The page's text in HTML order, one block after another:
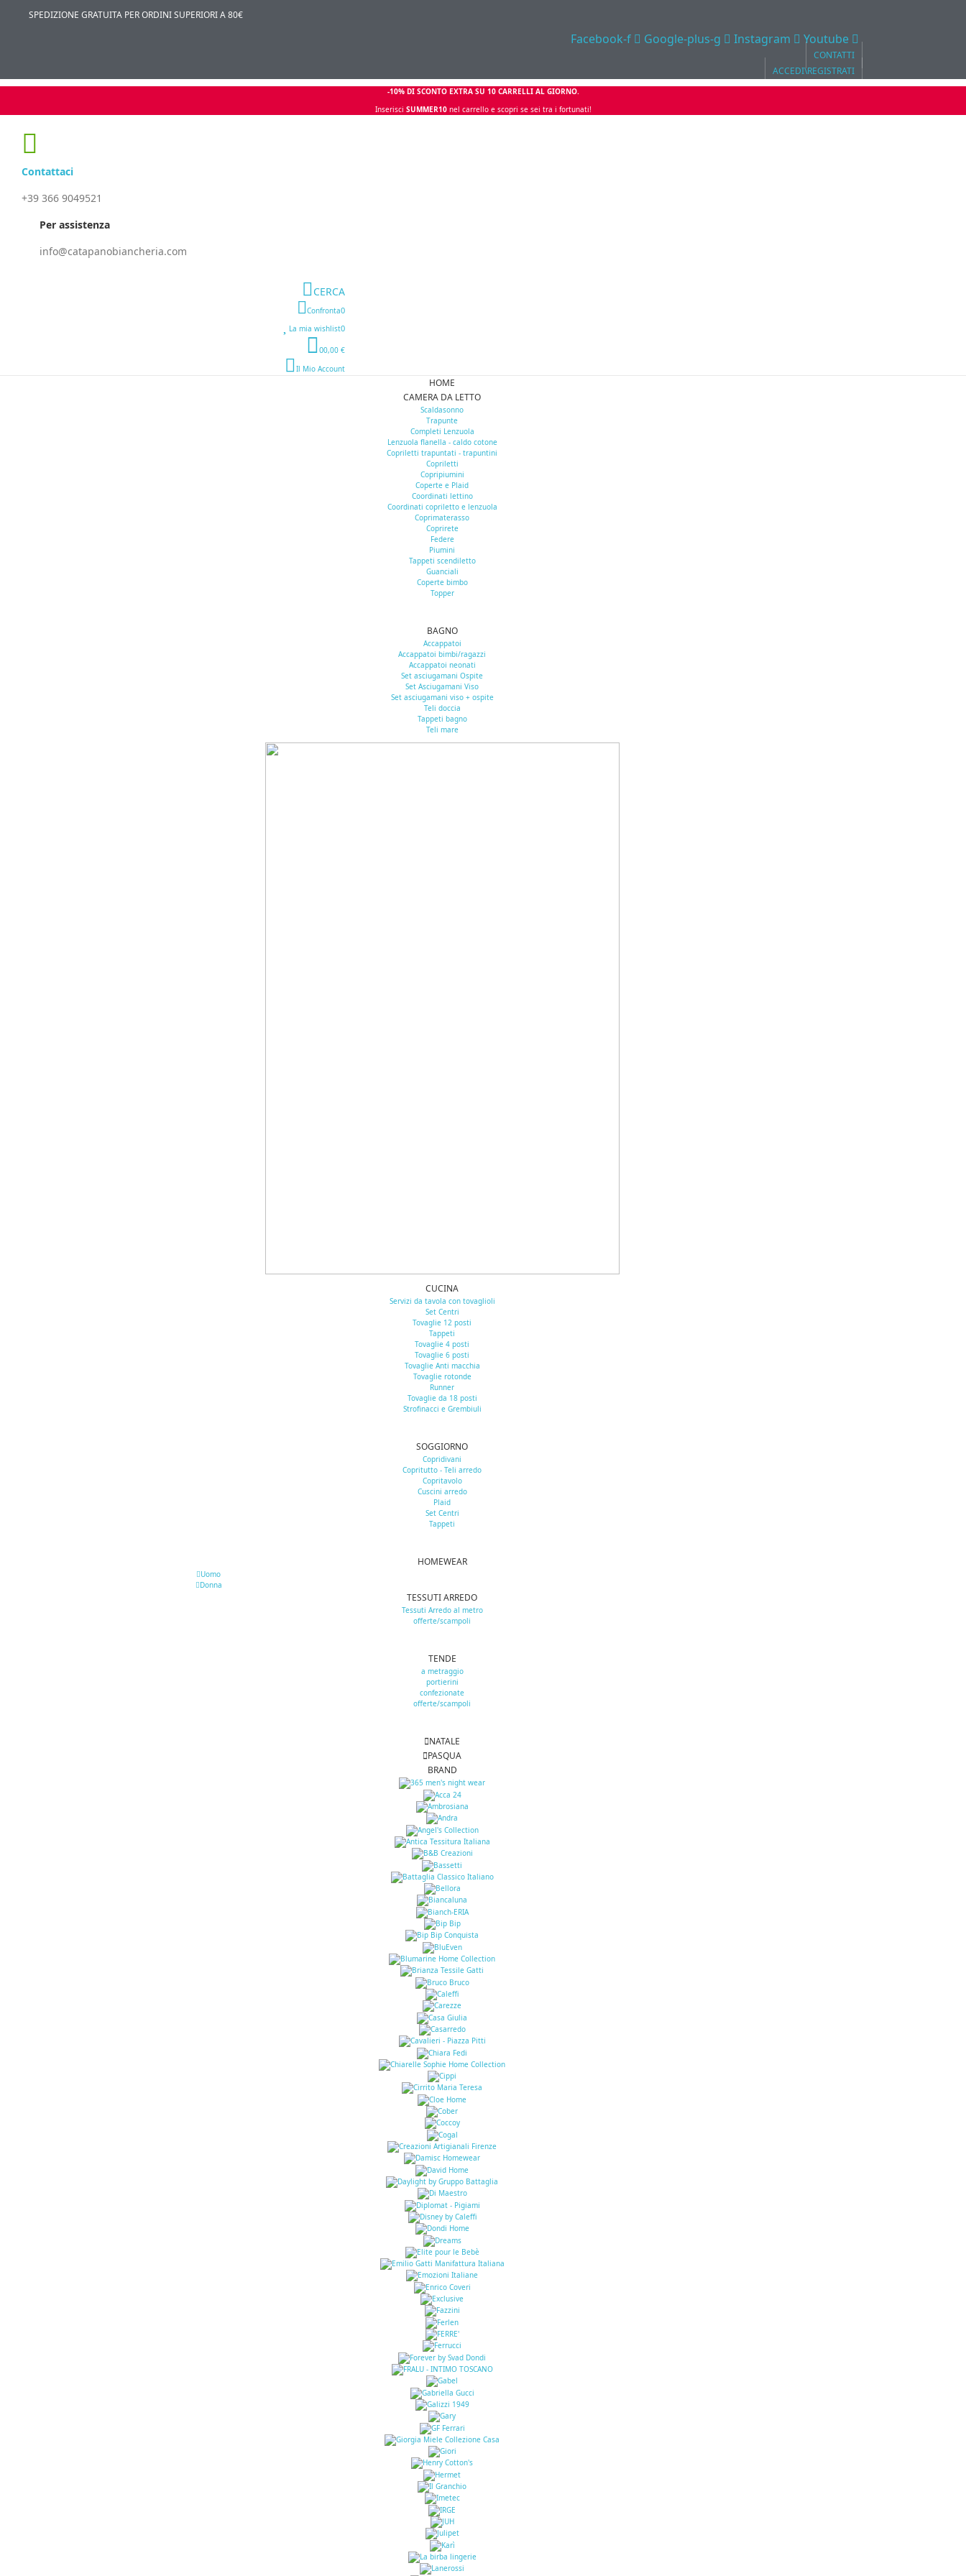
SPEDIZIONE GRATUITA PER ORDINI SUPERIORI A 80€
Facebook-f Google-plus-g Instagram Youtube
CONTATTI
ACCEDI\REGISTRATI
-10% DI SCONTO EXTRA SU 10 CARRELLI AL GIORNO.
Inserisci SUMMER10 nel carrello e scopri se sei tra i fortunati!
Contattaci
+39 366 9049521
Per assistenza
info@catapanobiancheria.com
CERCA
Confronta0
La mia wishlist0
00,00 €
Il Mio Account
HOME
CAMERA DA LETTO
Scaldasonno
Trapunte
Completi Lenzuola
Lenzuola flanella - caldo cotone
Copriletti trapuntati - trapuntini
Copriletti
Copripiumini
Coperte e Plaid
Coordinati lettino
Coordinati copriletto e lenzuola
Coprimaterasso
Coprirete
Federe
Piumini
Tappeti scendiletto
Guanciali
Coperte bimbo
Topper
BAGNO
Accappatoi
Accappatoi bimbi/ragazzi
Accappatoi neonati
Set asciugamani Ospite
Set Asciugamani Viso
Set asciugamani viso + ospite
Teli doccia
Tappeti bagno
Teli mare
CUCINA
Servizi da tavola con tovaglioli
Set Centri
Tovaglie 12 posti
Tappeti
Tovaglie 4 posti
Tovaglie 6 posti
Tovaglie Anti macchia
Tovaglie rotonde
Runner
Tovaglie da 18 posti
Strofinacci e Grembiuli
SOGGIORNO
Copridivani
Copritutto - Teli arredo
Copritavolo
Cuscini arredo
Plaid
Set Centri
Tappeti
HOMEWEAR
Uomo
Donna
TESSUTI ARREDO
Tessuti Arredo al metro
offerte/scampoli
TENDE
a metraggio
portierini
confezionate
offerte/scampoli
NATALE
PASQUA
BRAND